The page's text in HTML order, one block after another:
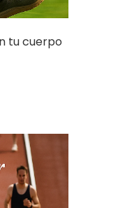
tu cuerpo